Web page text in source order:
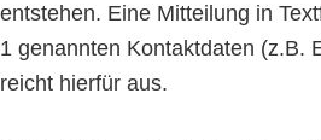
entstehen. Eine Mitteilung in
1 genannten Kontaktdaten (z.B.
reicht hierfür aus.